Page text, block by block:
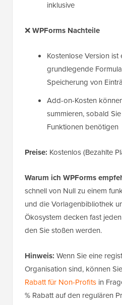
inklusive
❌WPForms Nachteile
Kostenlose Version
grundlegende
Speicherung von
Add-on-Kosten
summieren, sobald
Funktionen benötigen
Preise: Kostenlos (Bezahlte
Warum ich WPForms
schnell von Null zu einem
und die Vorlagenbibliothek
Ökosystem decken fast
den Sie stoßen werden.
Hinweis: Wenn Sie eine
Organisation sind, können
Rabatt für Non-Profits in
% Rabatt auf den regulären